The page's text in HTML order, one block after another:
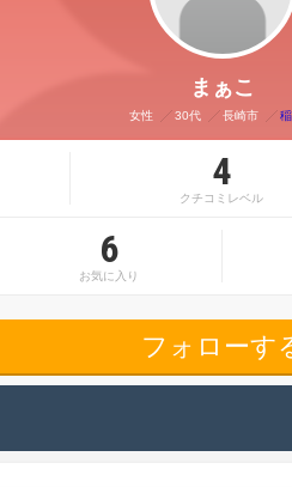
まぁこ
女性 30代 長崎市
4
クチコミレベル
6
お気に入り
フォローす